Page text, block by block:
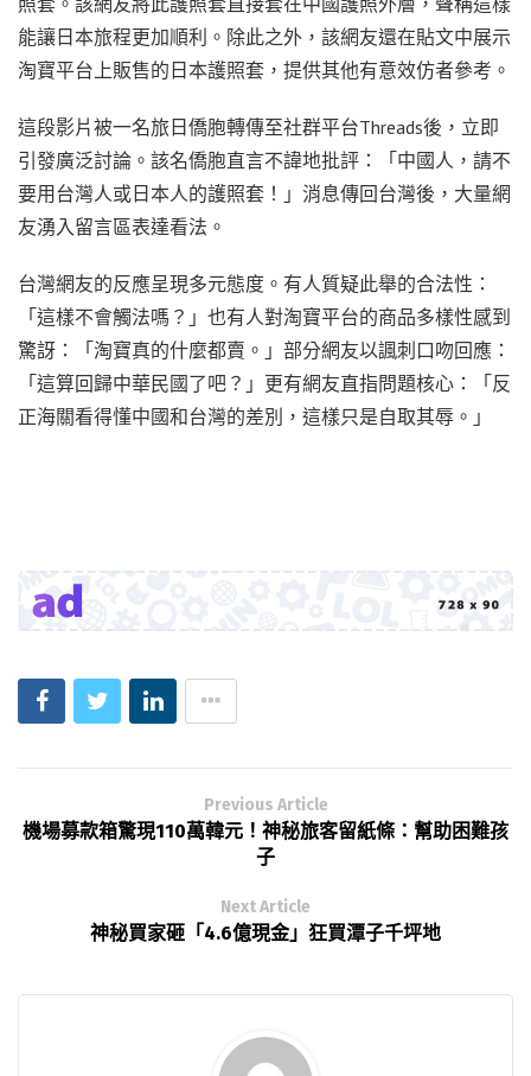
能讓日本旅程更加順利。除此之外，該網友還在貼文中展示
淘寶平台上販售的日本護照套，提供其他有意效仿者參考。
這段影片被一名旅日僑胞轉傳至社群平台Threads後，立即
引發廣泛討論。該名僑胞直言不諱地批評：「中國人，請不
要用台灣人或日本人的護照套！」消息傳回台灣後，大量網
友湧入留言區表達看法。
台灣網友的反應呈現多元態度。有人質疑此舉的合法性：
「這樣不會觸法嗎？」也有人對淘寶平台的商品多樣性感到
驚訝：「淘寶真的什麼都賣。」部分網友以諷刺口吻回應：
「這算回歸中華民國了吧？」更有網友直指問題核心：「反
正海關看得懂中國和台灣的差別，這樣只是自取其辱。」
Previous Article
機場募款箱驚現110萬韓元！神秘旅客留紙條：幫助困難孩
子
Next Article
神秘買家砸「4.6億現金」狂買潭子千坪地